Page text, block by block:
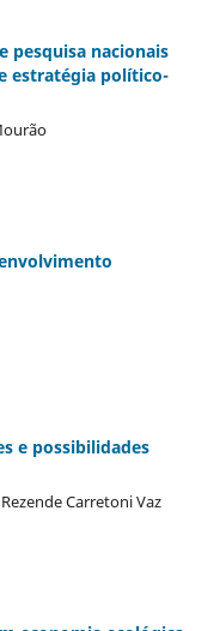
pesquisa nacionais
estratégia político-
e possibilidades
Carretoni Vaz